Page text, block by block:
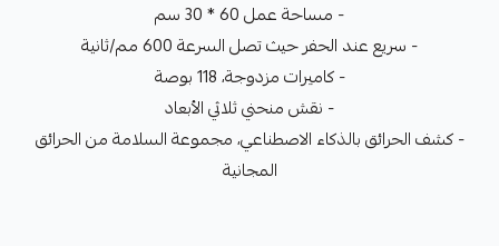
- مساحة عمل 60 * 30 سم
- سريع عند الحفر حيث تصل السرعة 600 مم/ثانية
- كاميرات مزدوجة، 118 بوصة
- نقش منحني ثلاثي الأبعاد
- كشف الحرائق بالذكاء الاصطناعي، مجموعة السلامة من الحرائق
المجانية